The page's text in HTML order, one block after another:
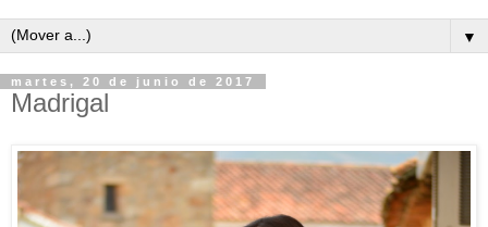
▼
martes, 20 de junio de 2017
Madrigal